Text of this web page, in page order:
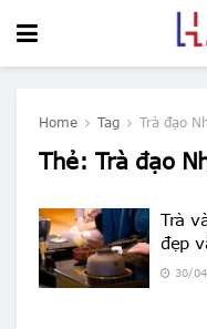
Home Tag Trà đạo
Thẻ: Trà đạo
Trà
đẹp
30/